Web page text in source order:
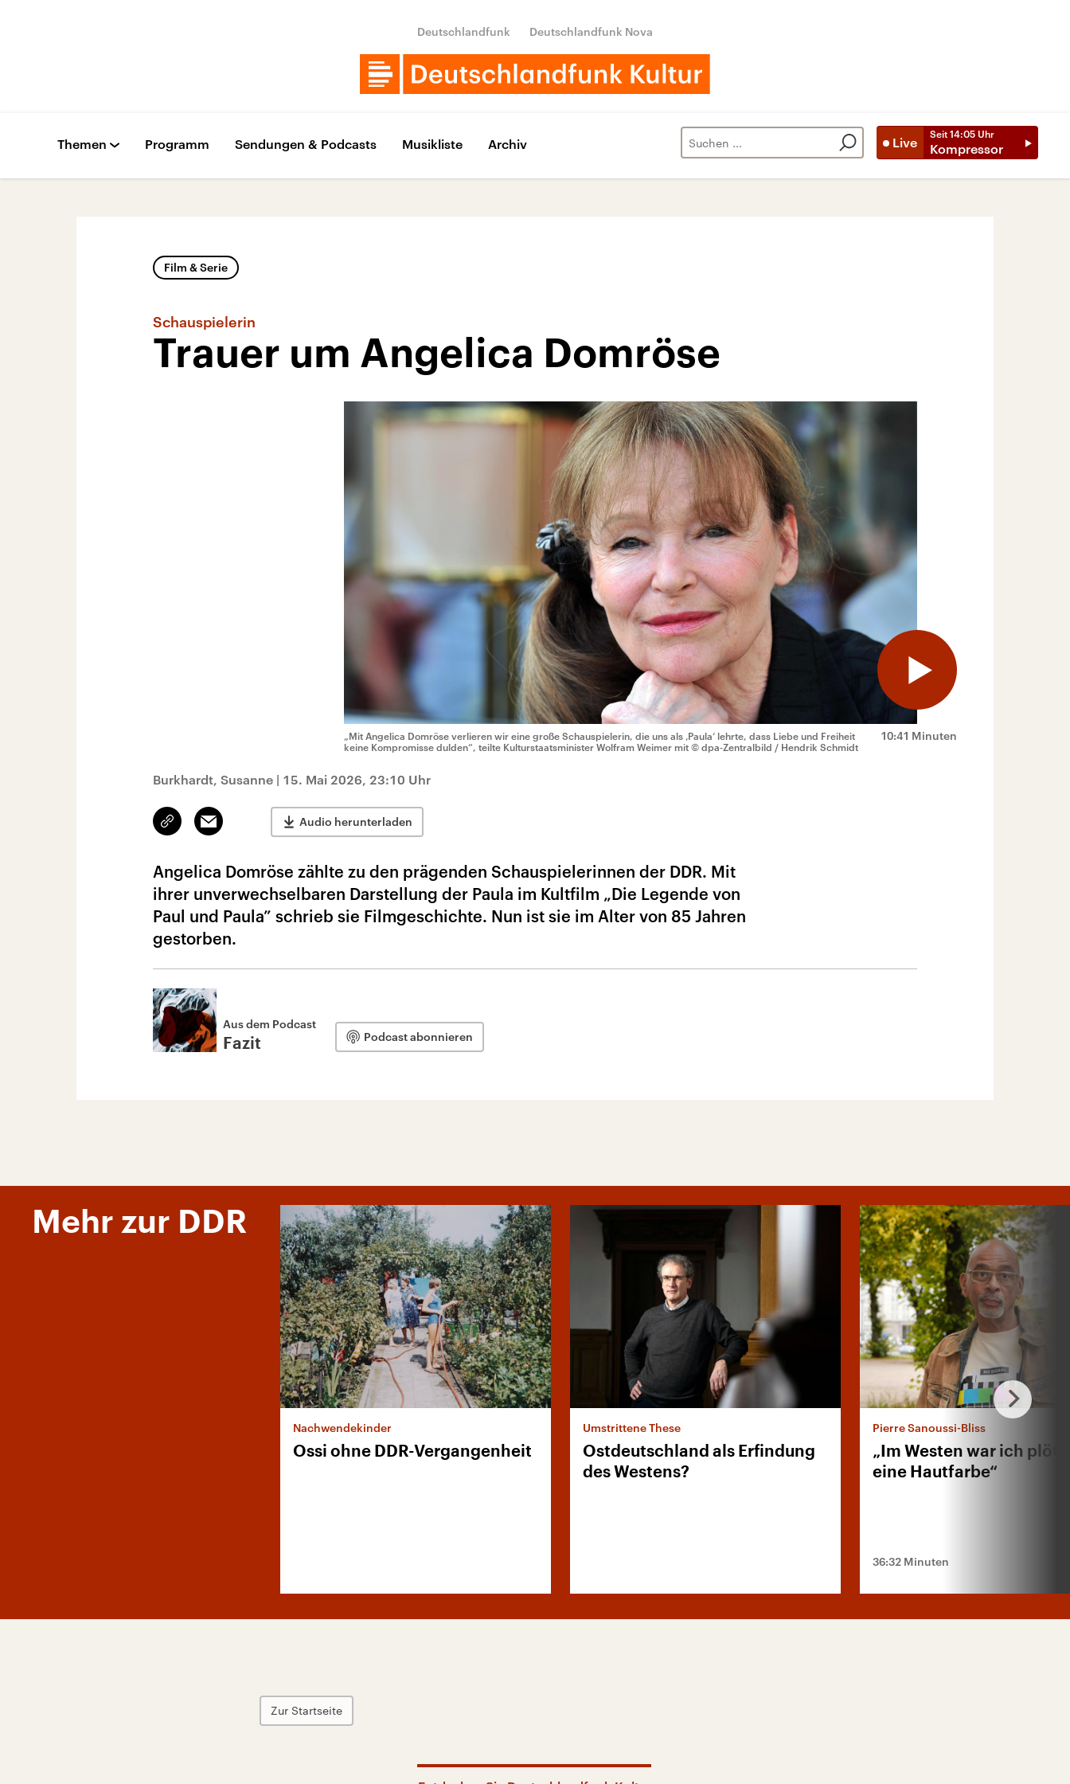
Deutschlandfunk Deutschlandfunk Nova
Live
Seit 14:05 Uhr
Kompressor
Themen Programm Sendungen & Podcasts Musikliste Archiv
Film & Serie
Schauspielerin
Trauer um Angelica Domröse
10:41 Minuten
„Mit Angelica Domröse verlieren wir eine große Schauspielerin, die uns als ‚Paula‘ lehrte, dass Liebe und Freiheit
keine Kompromisse dulden“, teilte Kulturstaatsminister Wolfram Weimer mit © dpa-Zentralbild / Hendrik Schmidt
Burkhardt, Susanne | 15. Mai 2026, 23:10 Uhr
Link
kopieren/teilen
Email Audio herunterladen
Angelica Domröse zählte zu den prägenden Schauspielerinnen der DDR. Mit
ihrer unverwechselbaren Darstellung der Paula im Kultfilm „Die Legende von
Paul und Paula” schrieb sie Filmgeschichte. Nun ist sie im Alter von 85 Jahren
gestorben.
Aus dem Podcast
Fazit Podcast abonnieren
Mehr zur DDR
Nachwendekinder
Ossi ohne DDR-Vergangenheit
Umstrittene These
Ostdeutschland als Erfindung
des Westens?
Pierre Sanoussi-Bliss
„Im Westen war ich
eine Hautfarbe“
36:32 Minuten
Zur Startseite